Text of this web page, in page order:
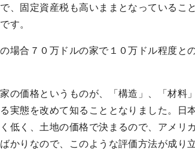
、固定資産税も高いままとなっている
す。
場合７０万ドルの家で１０万ドル程度と
の価格というものが、「構造」、「材料
実態を改めて知ることとなりました。
低く、土地の価格で決まるので、アメリ
かりなので、このような評価方法が成り